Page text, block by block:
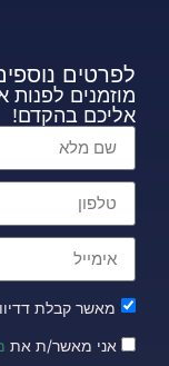
לפרטים
מוזמנים לפנות
אליכם בהקדם!
מאשר קבלת
אני מאשר/ת את